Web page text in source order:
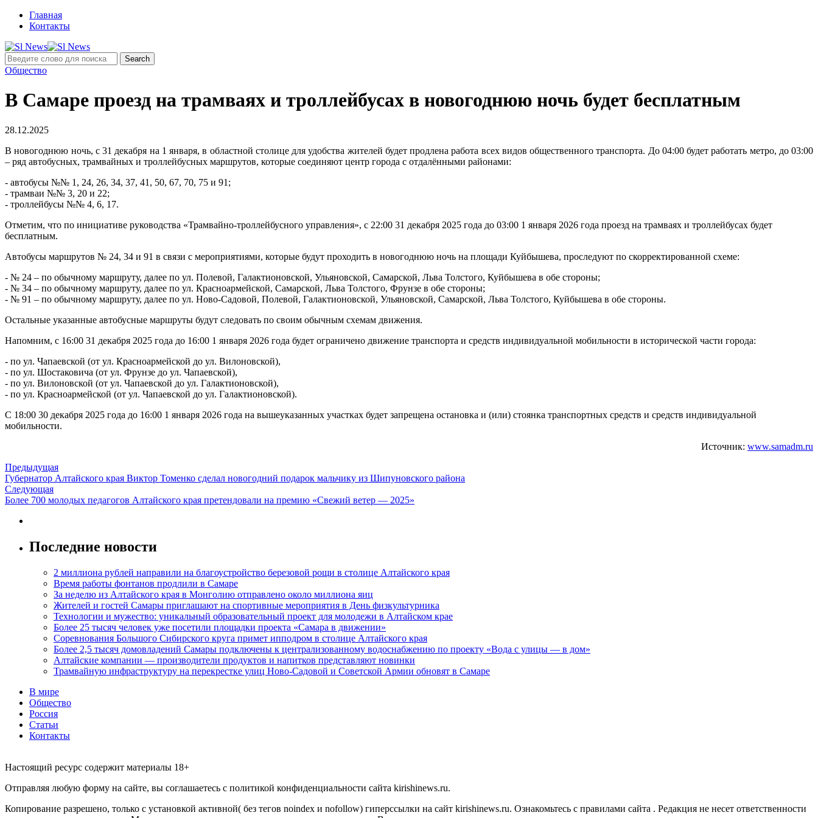
Главная
Контакты
Общество
В Самаре проезд на трамваях и троллейбусах в новогоднюю ночь будет бесплатным
28.12.2025
В новогоднюю ночь, с 31 декабря на 1 января, в областной столице для удобства жителей будет продлена работа всех видов общественного транспорта. До 04:00 будет работать метро, до 03:00
– ряд автобусных, трамвайных и троллейбусных маршрутов, которые соединяют центр города с отдалёнными районами:
- автобусы №№ 1, 24, 26, 34, 37, 41, 50, 67, 70, 75 и 91;
- трамваи №№ 3, 20 и 22;
- троллейбусы №№ 4, 6, 17.
Отметим, что по инициативе руководства «Трамвайно-троллейбусного управления», с 22:00 31 декабря 2025 года до 03:00 1 января 2026 года проезд на трамваях и троллейбусах будет
бесплатным.
Автобусы маршрутов № 24, 34 и 91 в связи с мероприятиями, которые будут проходить в новогоднюю ночь на площади Куйбышева, проследуют по скорректированной схеме:
- № 24 – по обычному маршруту, далее по ул. Полевой, Галактионовской, Ульяновской, Самарской, Льва Толстого, Куйбышева в обе стороны;
- № 34 – по обычному маршруту, далее по ул. Красноармейской, Самарской, Льва Толстого, Фрунзе в обе стороны;
- № 91 – по обычному маршруту, далее по ул. Ново-Садовой, Полевой, Галактионовской, Ульяновской, Самарской, Льва Толстого, Куйбышева в обе стороны.
Остальные указанные автобусные маршруты будут следовать по своим обычным схемам движения.
Напомним, с 16:00 31 декабря 2025 года до 16:00 1 января 2026 года будет ограничено движение транспорта и средств индивидуальной мобильности в исторической части города:
- по ул. Чапаевской (от ул. Красноармейской до ул. Вилоновской),
- по ул. Шостаковича (от ул. Фрунзе до ул. Чапаевской),
- по ул. Вилоновской (от ул. Чапаевской до ул. Галактионовской),
- по ул. Красноармейской (от ул. Чапаевской до ул. Галактионовской).
С 18:00 30 декабря 2025 года до 16:00 1 января 2026 года на вышеуказанных участках будет запрещена остановка и (или) стоянка транспортных средств и средств индивидуальной
мобильности.
Источник: www.samadm.ru
Предыдущая
Губернатор Алтайского края Виктор Томенко сделал новогодний подарок мальчику из Шипуновского района
Следующая
Более 700 молодых педагогов Алтайского края претендовали на премию «Свежий ветер — 2025»
Последние новости
2 миллиона рублей направили на благоустройство березовой рощи в столице Алтайского края
Время работы фонтанов продлили в Самаре
За неделю из Алтайского края в Монголию отправлено около миллиона яиц
Жителей и гостей Самары приглашают на спортивные мероприятия в День физкультурника
Технологии и мужество: уникальный образовательный проект для молодежи в Алтайском крае
Более 25 тысяч человек уже посетили площадки проекта «Самара в движении»
Соревнования Большого Сибирского круга примет ипподром в столице Алтайского края
Более 2,5 тысяч домовладений Самары подключены к централизованному водоснабжению по проекту «Вода с улицы — в дом»
Алтайские компании — производители продуктов и напитков представляют новинки
Трамвайную инфраструктуру на перекрестке улиц Ново-Садовой и Советской Армии обновят в Самаре
В мире
Общество
Россия
Статьи
Контакты
Настоящий ресурс содержит материалы 18+
Отправляя любую форму на сайте, вы соглашаетесь с политикой конфиденциальности сайта kirishinews.ru.
Копирование разрешено, только с установкой активной( без тегов noindex и nofollow) гиперссылки на сайт kirishinews.ru. Ознакомьтесь с правилами сайта . Редакция не несет ответственности